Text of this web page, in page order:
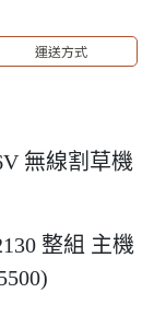
運送方式
無線割草機
整組 主機